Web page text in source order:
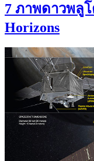
7 ภาพดาวพลู
Horizons